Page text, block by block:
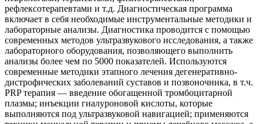
рефлексотерапевтами и т.д. Диагностическая программа
включает в себя необходимые инструментальные методики и
лабораторные анализы. Диагностика проводится с помощью
современных методов ультразвукового исследования, а также
лабораторного оборудования, позволяющего выполнить
анализы более чем по 5000 показателей. Используются
современные методики этапного лечения дегенеративно-
дистрофических заболеваний суставов и позвоночника, в т.ч.
PRP терапия — введение обогащенной тромбоцитарной
плазмы; инъекции гиалуроновой кислоты, которые
выполняются под ультразвуковой навигацией; применяются